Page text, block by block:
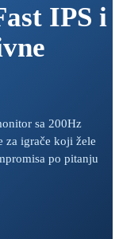
IPS i
sa 200Hz
za igrače koji žele
po pitanju